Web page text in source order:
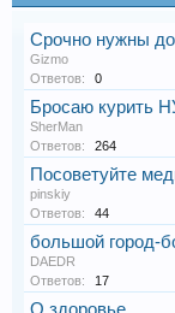
Срочно нужны
Gizmo
Ответов:
0
Бросаю
SherMan
Ответов:
264
Посоветуйте
pinskiy
Ответов:
44
большой город-
DAEDR
Ответов:
17
О здоровье